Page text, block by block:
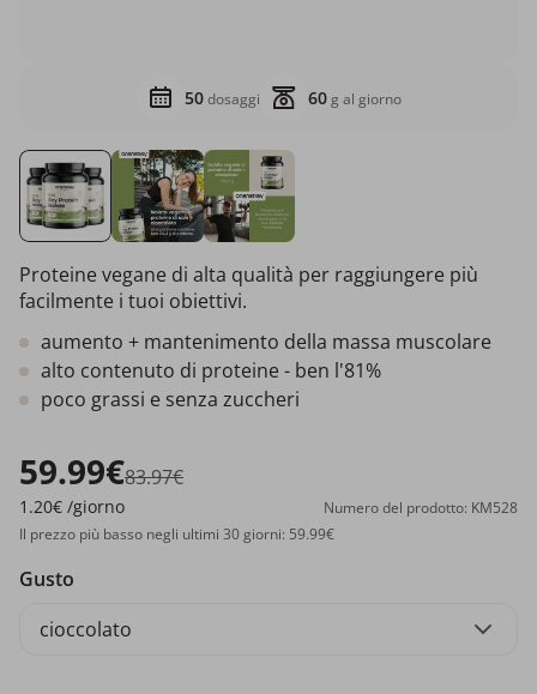
50dosaggi 60g al giorno
Proteine vegane di alta qualità per raggiungere più
facilmente i tuoi obiettivi.
aumento + mantenimento della massa muscolare
alto contenuto di proteine - ben l'81%
poco grassi e senza zuccheri
59.99€83.97€
1.20€ /giorno
Numero del prodotto: KM528
Il prezzo più basso negli ultimi 30 giorni: 59.99€
Gusto
cioccolato